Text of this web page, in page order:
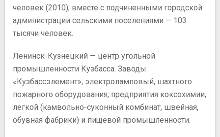
человек (2010), вместе с подчиненными городской
администрации сельскими поселениями — 103
тысячи человек.
Ленинск-Кузнецкий — центр угольной
промышленности Кузбасса. Заводы:
«Кузбассэлемент», электроламповый, шахтного
пожарного оборудования; предприятия коксохимии,
легкой (камвольно-суконный комбинат, швейная,
обувная фабрики) и пищевой промышленности.